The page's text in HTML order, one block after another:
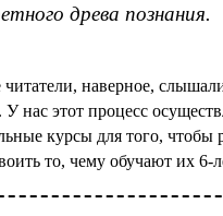
древа познания.
наверное,
нас этот процесс
курсы для того, чтобы
то, чему обучают их 6-